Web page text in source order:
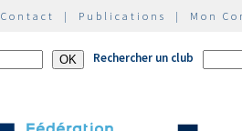
Contact | Publications | Mon
Rechercher un club